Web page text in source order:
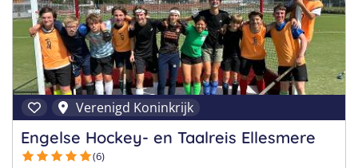
Verenigd Koninkrijk
Engelse Hockey- en Taalreis Ellesmere
(6)